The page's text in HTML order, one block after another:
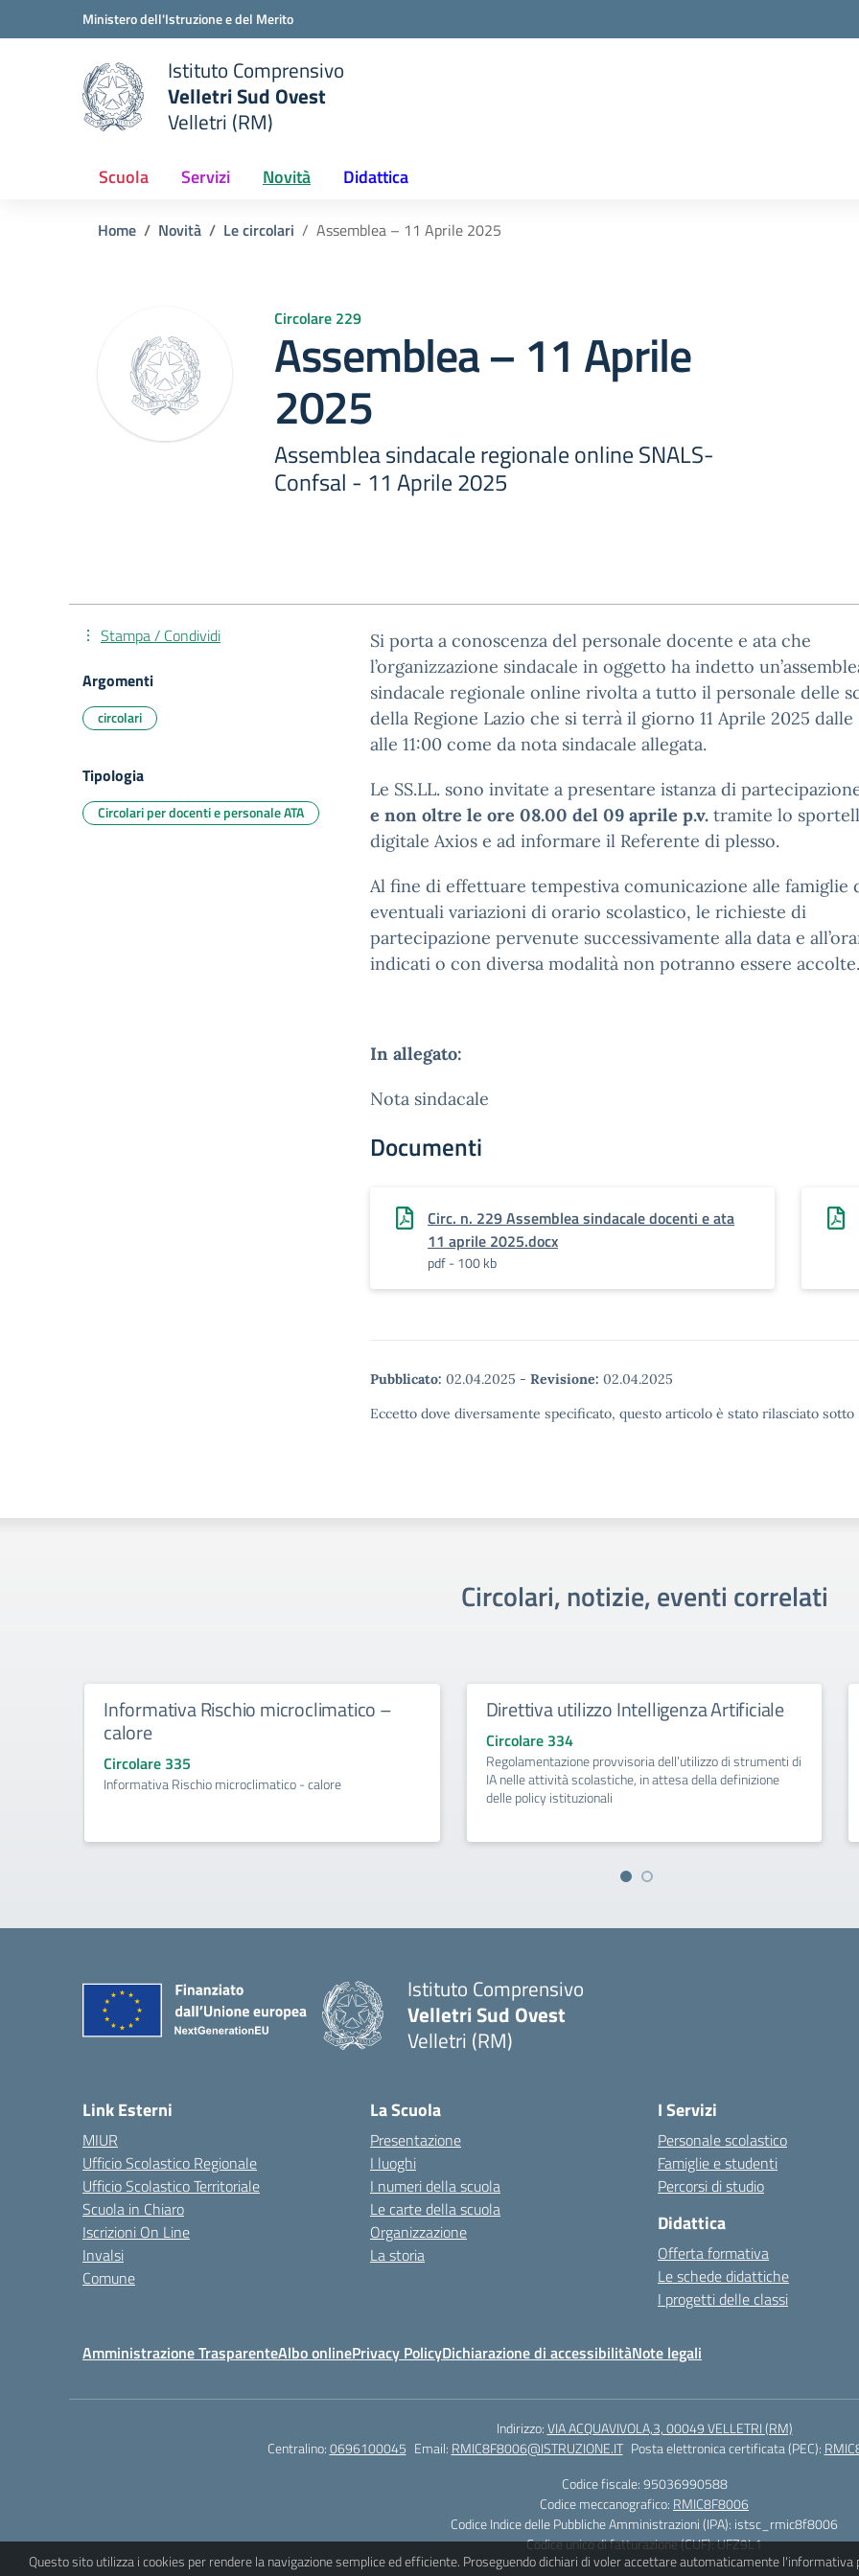
Vai ai contenuti
Vai al menu di navigazioneMinistero dell'Istruzione e del Merito
scuola
Istituto Comprensivo
Velletri Sud Ovest
Velletri (RM)
Scuola Servizi Novità Didattica
Home Novità Le circolari Assemblea – 11 Aprile 2025
Circolare 229
Assemblea – 11 Aprile
2025
Assemblea sindacale regionale online SNALS-
Confsal - 11 Aprile 2025
Si porta a conoscenza del personale docente e ata che
l’organizzazione sindacale in oggetto ha indetto
sindacale regionale online rivolta a tutto il personale delle
della Regione Lazio che si terrà il giorno 11 Aprile 2025 dalle
alle 11:00 come da nota sindacale allegata.
Le SS.LL. sono invitate a presentare istanza di
e non oltre le ore 08.00 del 09 aprile p.v. tramite lo
digitale Axios e ad informare il Referente di plesso.
Al fine di effettuare tempestiva comunicazione alle famiglie
eventuali variazioni di orario scolastico, le richieste di
partecipazione pervenute successivamente alla data e
indicati o con diversa modalità non potranno essere accolte.
In allegato:
Nota sindacale
Documenti
Circ. n. 229 Assemblea sindacale docenti e ata
11 aprile 2025.docx
pdf - 100 kb
Pubblicato: 02.04.2025 - Revisione: 02.04.2025
Eccetto dove diversamente specificato, questo articolo è stato rilasciato
Stampa / Condividi
Argomenti
circolari
Tipologia
Circolari per docenti e personale ATA
Circolari, notizie, eventi correlati
Informativa Rischio microclimatico –
calore
Circolare 335
Informativa Rischio microclimatico - calore
Direttiva utilizzo Intelligenza Artificiale
Circolare 334
Regolamentazione provvisoria dell’utilizzo di strumenti di
IA nelle attività scolastiche, in attesa della definizione
delle policy istituzionali
Istituto Comprensivo
Velletri Sud Ovest
Velletri (RM)
Link Esterni
MIUR
Ufficio Scolastico Regionale
Ufficio Scolastico Territoriale
Scuola in Chiaro
Iscrizioni On Line
Invalsi
Comune
La Scuola
Presentazione
I luoghi
I numeri della scuola
Le carte della scuola
Organizzazione
La storia
I Servizi
Personale scolastico
Famiglie e studenti
Percorsi di studio
Didattica
Offerta formativa
Le schede didattiche
I progetti delle classi
Amministrazione TrasparenteAlbo onlinePrivacy PolicyDichiarazione di accessibilitàNote legali
Indirizzo:VIA ACQUAVIVOLA,3, 00049 VELLETRI (RM)
Centralino:0696100045 Email: RMIC8F8006@ISTRUZIONE.IT Posta elettronica certificata (PEC):
Codice fiscale: 95036990588
Codice meccanografico: RMIC8F8006
Codice Indice delle Pubbliche Amministrazioni (IPA): istsc_rmic8f8006
Codice unico di fatturazione (CUF): UFZ9L1
Questo sito utilizza i cookies per rendere la navigazione semplice ed efficiente. Proseguendo dichiari di voler accettare automaticamente l'informativa